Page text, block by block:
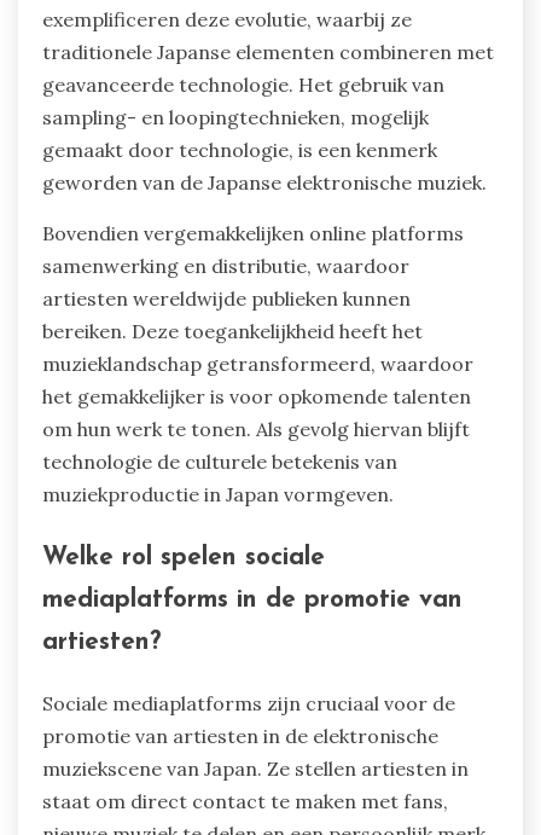
exemplificeren deze evolutie, waarbij ze
traditionele Japanse elementen combineren met
geavanceerde technologie. Het gebruik van
sampling- en loopingtechnieken, mogelijk
gemaakt door technologie, is een kenmerk
geworden van de Japanse elektronische muziek.
Bovendien vergemakkelijken online platforms
samenwerking en distributie, waardoor
artiesten wereldwijde publieken kunnen
bereiken. Deze toegankelijkheid heeft het
muzieklandschap getransformeerd, waardoor
het gemakkelijker is voor opkomende talenten
om hun werk te tonen. Als gevolg hiervan blijft
technologie de culturele betekenis van
muziekproductie in Japan vormgeven.
Welke rol spelen sociale
mediaplatforms in de promotie van
artiesten?
Sociale mediaplatforms zijn cruciaal voor de
promotie van artiesten in de elektronische
muziekscene van Japan. Ze stellen artiesten in
staat om direct contact te maken met fans,